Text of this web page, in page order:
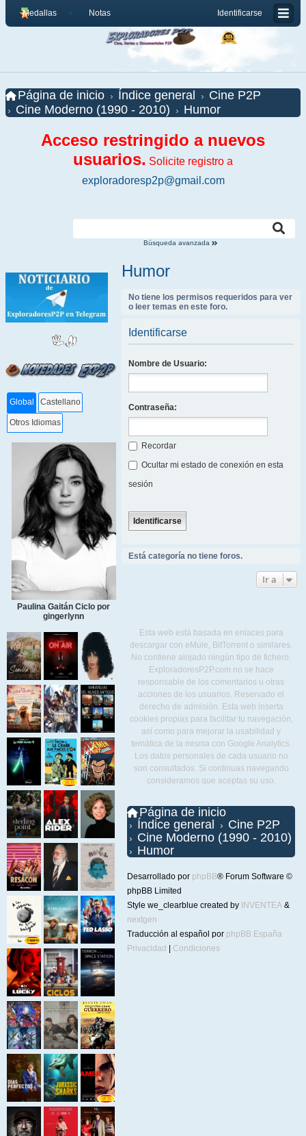
Identificarse
Medallas Notas
Página de inicio Índice general
Cine P2P
Cine Moderno (1990 - 2010)
Humor
Acceso restringido a nuevos
usuarios. Solicite registro a
exploradoresp2p@gmail.com
Búsqueda avanzada
Global Castellano
Otros Idiomas
Paulina Gaitán Ciclo por
gingerlynn
Humor
No tiene los permisos requeridos para ver
o leer temas en este foro.
Identificarse
Nombre de Usuario:
Contraseña:
Recordar
Ocultar mi estado de conexión en esta
sesión
Está categoría no tiene foros.
Ir a
Esta web está basada en enlaces para
descargar con eMule, BitTorrent o similares.
No contiene alojado ningún tipo de fichero.
ExploradoresP2P.com no se hace
responsable de los comentarios u otras
acciones de los usuarios. Reservado el
derecho de admisión. Esta web inserta
cookies propias para facilitar tu navegación,
así como para mejorar la usabilidad y
temática de la misma con Google Analytics.
Los datos personales de cada usuario no
son consultados. Si continuas navegando
consideramos que aceptas su uso.
Página de inicio
Índice general
Cine P2P
Cine Moderno (1990 - 2010)
Humor
Desarrollado por phpBB® Forum Software ©
phpBB Limited
Style we_clearblue created by INVENTEA &
nextgen
Traducción al español por phpBB España
Privacidad
Condiciones